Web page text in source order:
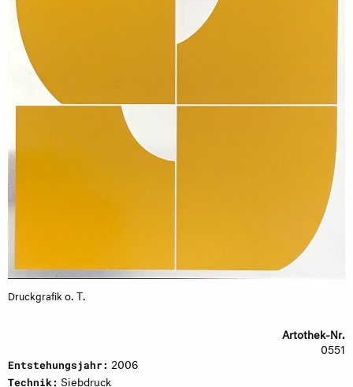
Druckgrafik o. T.
Artothek-Nr.
0551
Entstehungsjahr: 2006
Technik: Siebdruck